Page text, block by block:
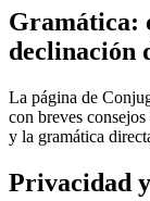
Gramática:
declinación
La página de
con breves
y la gramática
Privacidad